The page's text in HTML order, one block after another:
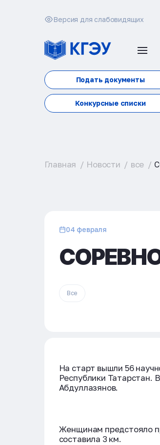
Версия для слабовидящих
Подать документы
Конкурсные списки
Главная Новости все
04 февраля
Все
На старт вышли 56
Республики Татарстан.
Абдуллазянов.
Женщинам предстояло
составила 3 км.